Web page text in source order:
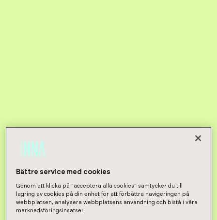
Bättre service med cookies
Genom att klicka på "acceptera alla cookies" samtycker du till
lagring av cookies på din enhet för att förbättra navigeringen på
webbplatsen, analysera webbplatsens användning och bistå i våra
marknadsföringsinsatser.